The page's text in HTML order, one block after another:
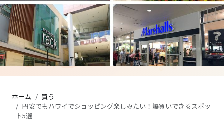
ホーム
買う
円安でもハワイでショッピング楽しみたい！爆買いできるスポッ
ト5選